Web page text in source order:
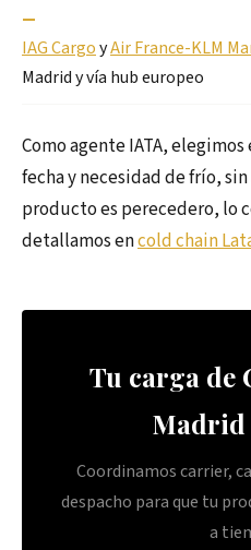
—
IAG CargoyAir France-KLM
Madrid y vía hub europeo
Como agente IATA,
fecha y necesidad de frío,
producto es perecedero, lo
detallamos encold chain
Tu carga de
Madrid
Coordinamos carrier,
despacho para que tu
a